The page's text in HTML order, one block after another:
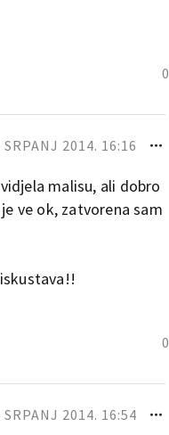
0
SRPANJ 2014. 16:16
malisu, ali dobro
ve ok, zatvorena sam
0
SRPANJ 2014. 16:54